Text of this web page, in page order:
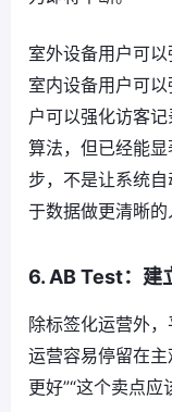
室外设备用户可以
室内设备用户可
户可以强化访客
算法，但已经能
步，不是让系统
于数据做更清晰的
6. AB Test：建
除标签化运营外
运营容易停留在
更好”“这个卖点应